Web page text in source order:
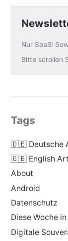
Nur Spaß!
Bitte scrollen
Tags
🇩🇪 Deutsche
🇬🇧 English
About
Android
Datenschutz
Diese Woche
Digitale